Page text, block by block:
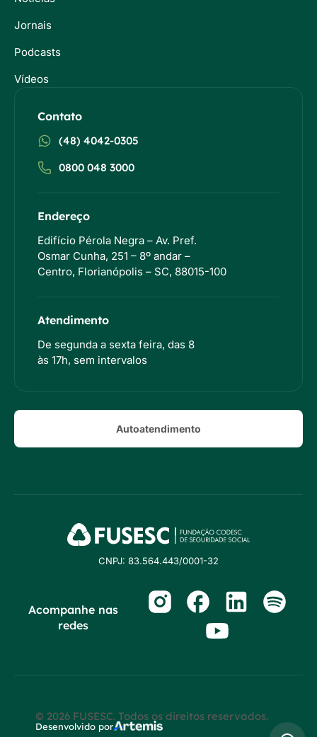
Jornais
Podcasts
Vídeos
Contato
(48) 4042-0305
0800 048 3000
Endereço
Edifício Pérola Negra – Av. Pref.
Osmar Cunha, 251 – 8º andar –
Centro, Florianópolis – SC, 88015-100
Atendimento
De segunda a sexta feira, das 8
às 17h, sem intervalos
Autoatendimento
CNPJ: 83.564.443/0001-32
Acompanhe nas
redes
© 2026 FUSESC. Todos os direitos reservados.
Desenvolvido por